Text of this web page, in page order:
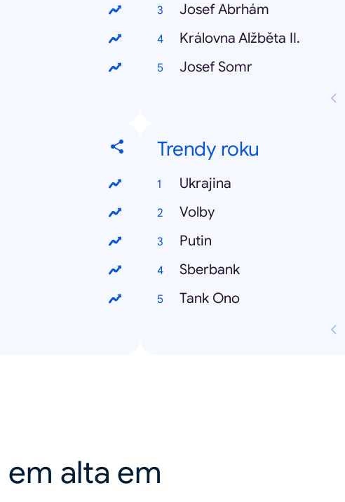
Josef Abrhám
Královna Alžběta II.
Josef Somr
Trendy roku
Ukrajina
Volby
Putin
Sberbank
Tank Ono
alta em